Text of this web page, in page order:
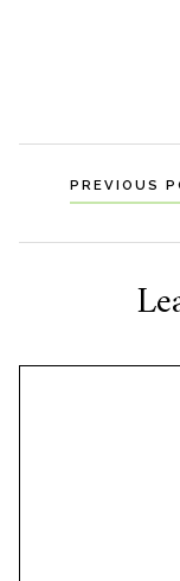
Navigation
til
PREVIOUS